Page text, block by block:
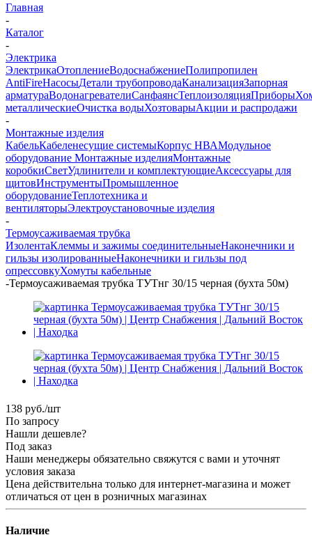
Главная
-
Каталог
-
Электрика
ЭлектрикаОтоплениеВодоснабжениеПолипропилен
AntiFireНасосыДетали трубопроводаКанализацияЗапорная
арматураВодонагревателиСанфаянсТеплоизоляцияПриборы
металлическиеОчистка водыХозтоварыАкции и распродажи
-
Монтажные изделия
КабельКабеленесущие системыКорпус НВАМодульное
оборудование Монтажные изделияМонтажные
коробкиСветУдлинители и комплектующиеАксессуары для
щитовИнструментыПромышленное
оборудованиеТеплотехника и
вентиляторыЭлектроустановочные изделия
-
Термоусаживаемая трубка
ИзолентаКлеммы и зажимы соединительныеНаконечники и
гильзы изолированныеНаконечники и гильзы под
опрессовкуХомуты кабельные
-Термоусаживаемая трубка ТУТнг 30/15 черная (бухта 50м)
138 руб./шт
По запросу
Нашли дешевле?
Под заказ
Наши менеджеры обязательно свяжутся с вами и уточнят
условия заказа
Цена действительна только для интернет-магазина и может
отличаться от цен в розничных магазинах
Наличие